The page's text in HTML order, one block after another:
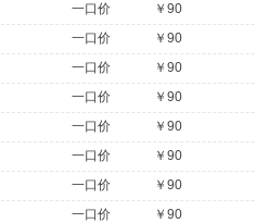
一口价 ￥90
一口价 ￥90
一口价 ￥90
一口价 ￥90
一口价 ￥90
一口价 ￥90
一口价 ￥90
一口价 ￥90